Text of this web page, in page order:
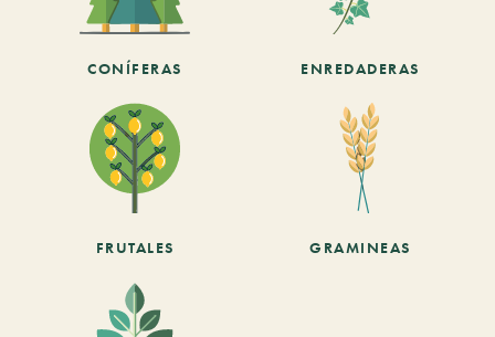
CONÍFERAS ENREDADERAS
FRUTALES GRAMINEAS